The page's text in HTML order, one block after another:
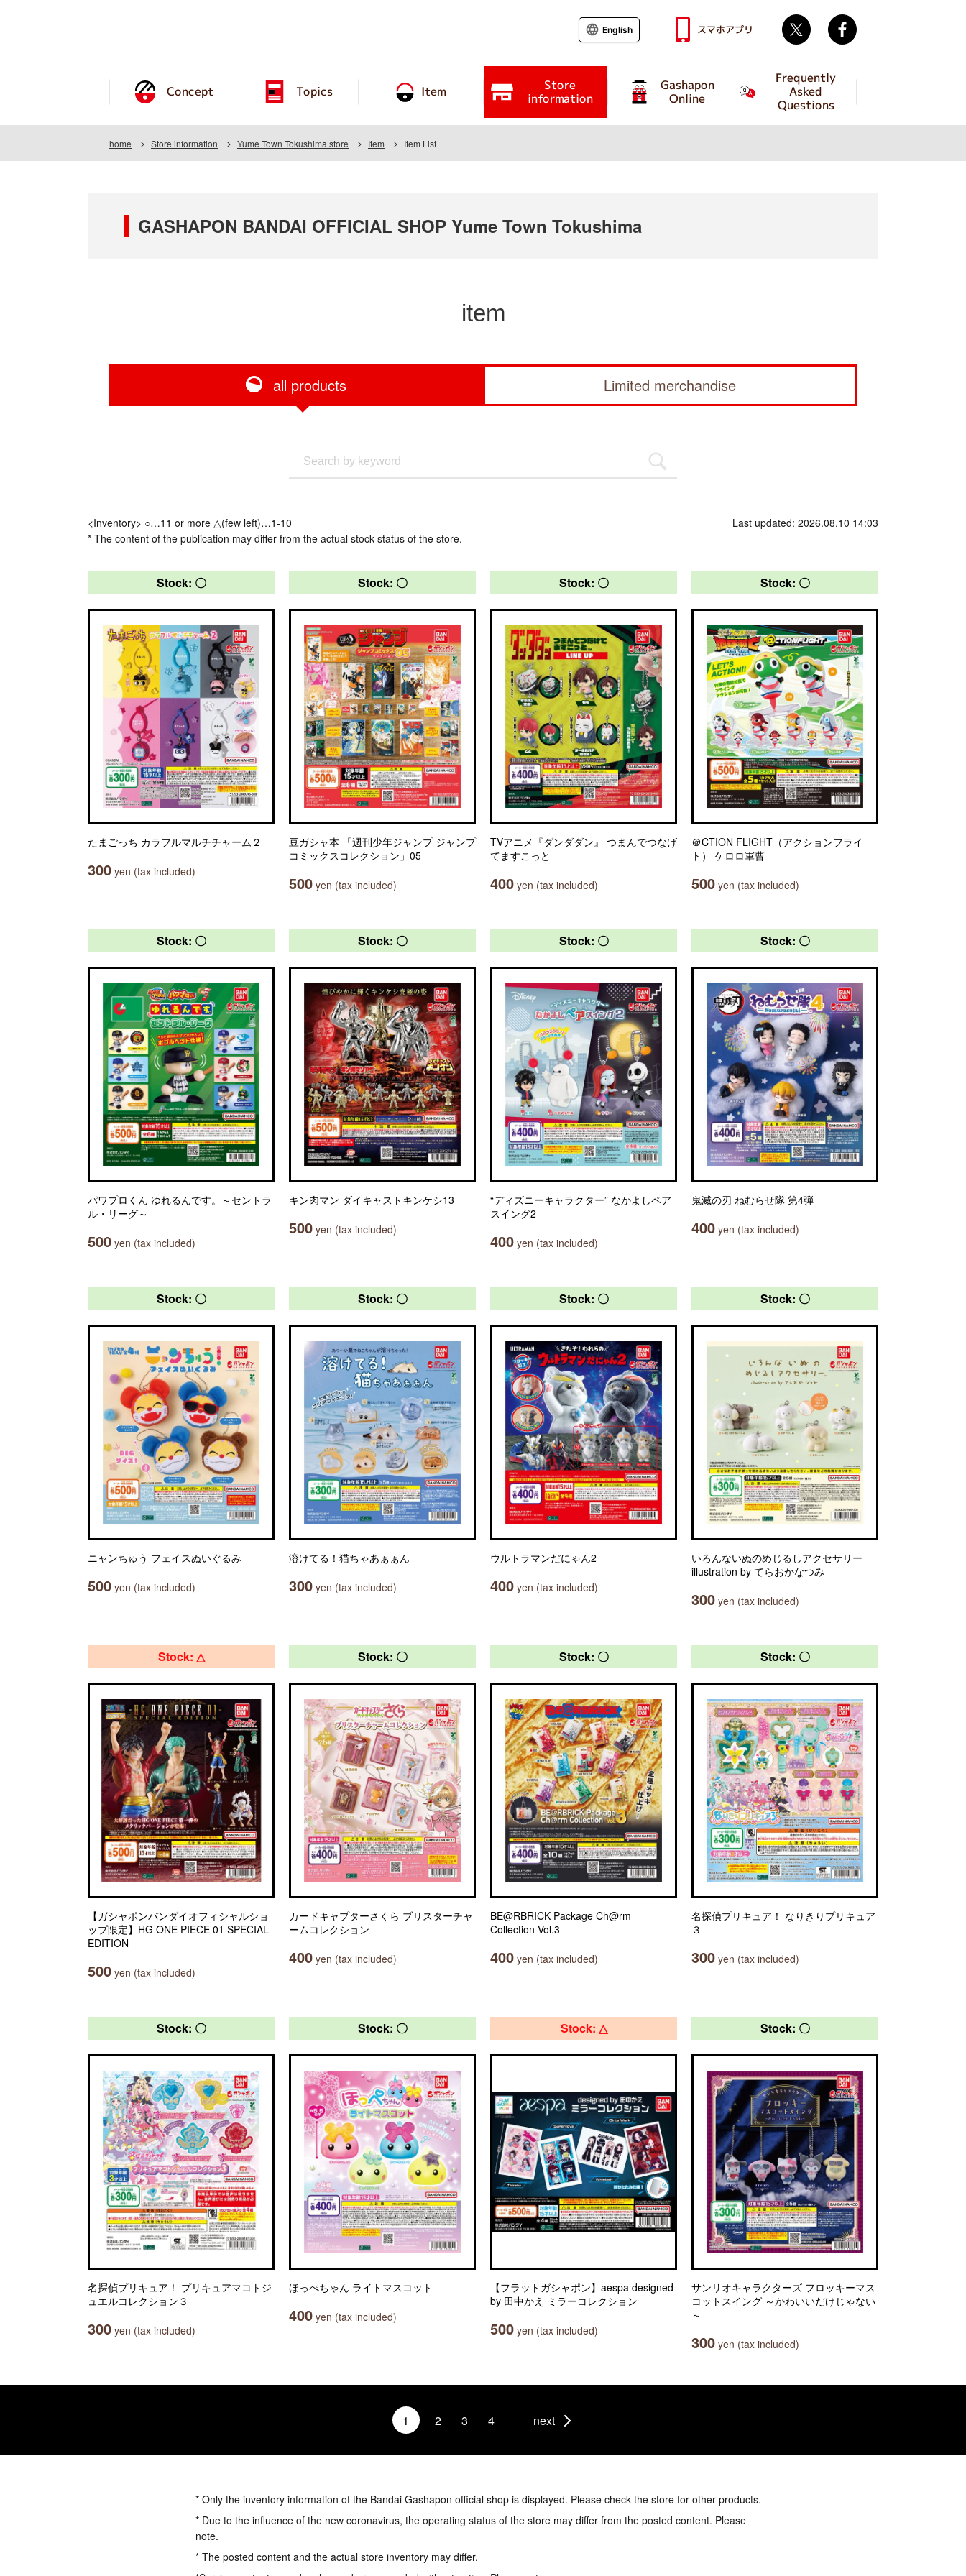
Concept Topics Item Store
information
Gashapon
Online
Frequently
Asked
Questions
English スマホアプリ Twitter
home Store information Yume Town Tokushima store Item Item List
GASHAPON BANDAI OFFICIAL SHOP Yume Town Tokushima
item
all products Limited merchandise
<Inventory> ○…11 or more △(few left)…1-10
* The content of the publication may differ from the actual stock status of the store.
Last updated: 2026.08.10 14:03
Stock: 〇
たまごっち カラフルマルチチャーム２
300 yen (tax included)
Stock: 〇
豆ガシャ本 「週刊少年ジャンプ ジャンプ
コミックスコレクション」05
500 yen (tax included)
Stock: 〇
TVアニメ『ダンダダン』 つまんでつなげ
てますこっと
400 yen (tax included)
Stock: 〇
＠CTION FLIGHT（アクションフライ
ト） ケロロ軍曹
500 yen (tax included)
Stock: 〇
パワプロくん ゆれるんです。～セントラ
ル・リーグ～
500 yen (tax included)
Stock: 〇
キン肉マン ダイキャストキンケシ13
500 yen (tax included)
Stock: 〇
“ディズニーキャラクター” なかよしペア
スイング2
400 yen (tax included)
Stock: 〇
鬼滅の刃 ねむらせ隊 第4弾
400 yen (tax included)
Stock: 〇
ニャンちゅう フェイスぬいぐるみ
500 yen (tax included)
Stock: 〇
溶けてる！猫ちゃあぁぁん
300 yen (tax included)
Stock: 〇
ウルトラマンだにゃん2
400 yen (tax included)
Stock: 〇
いろんないぬのめじるしアクセサリー
illustration by てらおかなつみ
300 yen (tax included)
Stock: △
【ガシャポンバンダイオフィシャルショ
ップ限定】HG ONE PIECE 01 SPECIAL
EDITION
500 yen (tax included)
Stock: 〇
カードキャプターさくら ブリスターチャ
ームコレクション
400 yen (tax included)
Stock: 〇
BE@RBRICK Package Ch@rm
Collection Vol.3
400 yen (tax included)
Stock: 〇
名探偵プリキュア！ なりきりプリキュア
３
300 yen (tax included)
Stock: 〇
名探偵プリキュア！ プリキュアマコトジ
ュエルコレクション３
300 yen (tax included)
Stock: 〇
ほっぺちゃん ライトマスコット
400 yen (tax included)
Stock: △
【フラットガシャポン】aespa designed
by 田中かえ ミラーコレクション
500 yen (tax included)
Stock: 〇
サンリオキャラクターズ フロッキーマス
コットスイング ～かわいいだけじゃない
～
300 yen (tax included)
1 2 3 4 next
* Only the inventory information of the Bandai Gashapon official shop is displayed. Please check the store for other products.
* Due to the influence of the new coronavirus, the operating status of the store may differ from the posted content. Please
note.
* The posted content and the actual store inventory may differ.